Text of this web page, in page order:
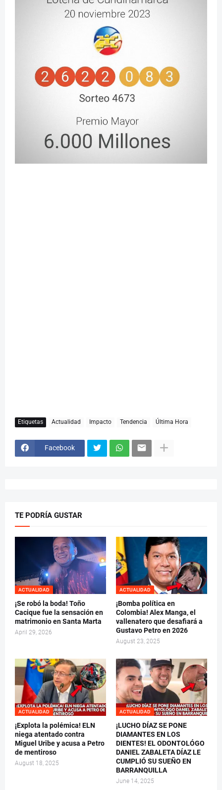
Etiquetas Actualidad Impacto Tendencia Última Hora
Facebook
TE PODRÍA GUSTAR
ACTUALIDAD
¡Se robó la boda! Toño
Cacique fue la sensación en
matrimonio en Santa Marta
April 29, 2026
ACTUALIDAD
¡Bomba política en
Colombia! Alex Manga, el
vallenatero que desafiará a
Gustavo Petro en 2026
August 23, 2025
ACTUALIDAD
¡Explota la polémica! ELN
niega atentado contra
Miguel Uribe y acusa a Petro
de mentiroso
August 18, 2025
ACTUALIDAD
¡LUCHO DÍAZ SE PONE
DIAMANTES EN LOS
DIENTES! EL ODONTOLÓGO
DANIEL ZABALETA DÍAZ LE
CUMPLIÓ SU SUEÑO EN
BARRANQUILLA
June 14, 2025